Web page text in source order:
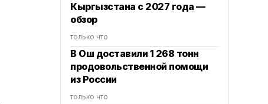
Кыргызстана с 2027 года —
обзор
только что
В Ош доставили 1 268 тонн
продовольственной помощи
из России
только что